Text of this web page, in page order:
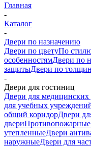
Главная
-
Каталог
-
Двери по назначению
Двери по цветуПо
особенностямДвери по
защитыДвери по
-
Двери для гостиниц
Двери для
для учебных
общий коридорДвери
двериПротивопожарные
утепленныеДвери
наружныеДвери для